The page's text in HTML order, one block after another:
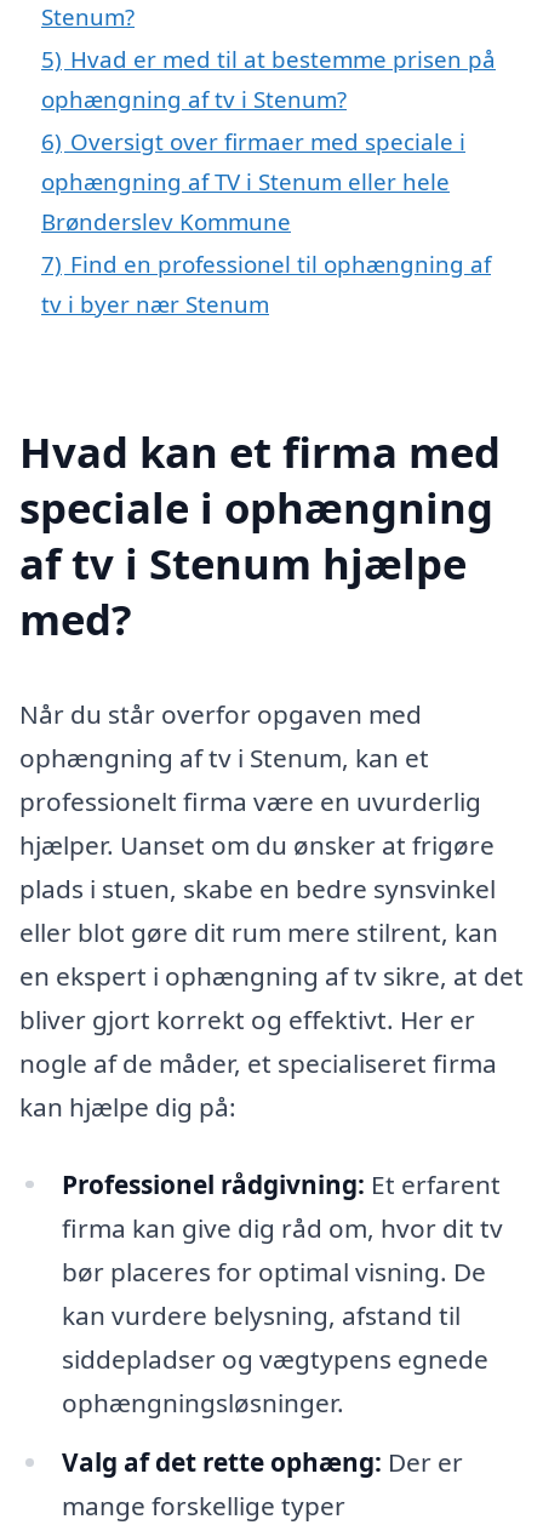
Stenum?
5) Hvad er med til at bestemme prisen på
ophængning af tv i Stenum?
6) Oversigt over firmaer med speciale i
ophængning af TV i Stenum eller hele
Brønderslev Kommune
7) Find en professionel til ophængning af
tv i byer nær Stenum
Hvad kan et firma med
speciale i ophængning
af tv i Stenum hjælpe
med?
Når du står overfor opgaven med
ophængning af tv i Stenum, kan et
professionelt firma være en uvurderlig
hjælper. Uanset om du ønsker at frigøre
plads i stuen, skabe en bedre synsvinkel
eller blot gøre dit rum mere stilrent, kan
en ekspert i ophængning af tv sikre, at det
bliver gjort korrekt og effektivt. Her er
nogle af de måder, et specialiseret firma
kan hjælpe dig på:
Professionel rådgivning: Et erfarent
firma kan give dig råd om, hvor dit tv
bør placeres for optimal visning. De
kan vurdere belysning, afstand til
siddepladser og vægtypens egnede
ophængningsløsninger.
Valg af det rette ophæng: Der er
mange forskellige typer